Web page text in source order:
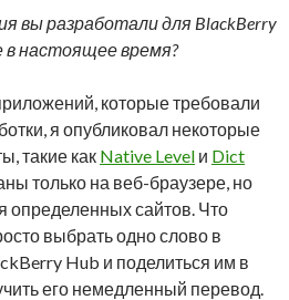
вы разработали для BlackBerry
настоящее время?
которые требовали
я опубликовал некоторые
такие как Native Level и Dict
только на веб-браузере, но
определенных сайтов. Что
выбрать одно слово в
Hub и поделиться им в
его немедленный перевод.